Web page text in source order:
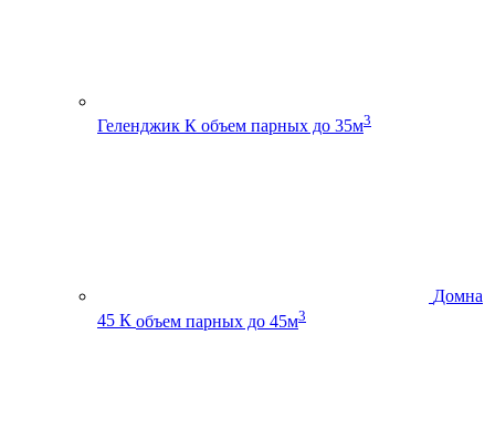
Геленджик К объем парных до 35м3
Домна
45 К объем парных до 45м3